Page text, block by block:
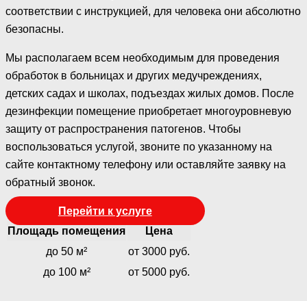
соответствии с инструкцией, для человека они абсолютно
безопасны.
Мы располагаем всем необходимым для проведения
обработок в больницах и других медучреждениях,
детских садах и школах, подъездах жилых домов. После
дезинфекции помещение приобретает многоуровневую
защиту от распространения патогенов. Чтобы
воспользоваться услугой, звоните по указанному на
сайте контактному телефону или оставляйте заявку на
обратный звонок.
Перейти к услуге
Площадь помещения
Цена
до 50 м²
от 3000 руб.
до 100 м²
от 5000 руб.